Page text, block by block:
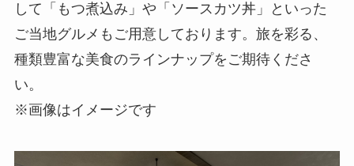
して「もつ煮込み」や「ソースカツ丼」といった
ご当地グルメもご用意しております。旅を彩る、
種類豊富な美食のラインナップをご期待くださ
い。
※画像はイメージです